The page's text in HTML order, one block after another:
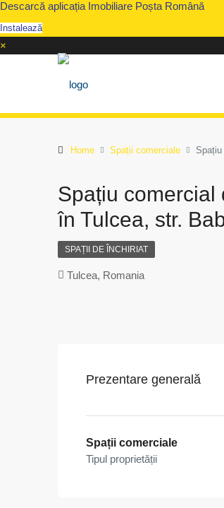
Descarcă aplicația Imobiliare Poșta Română
Instalează
×
Home Spații comerciale
Spațiu comercial
în Tulcea, str.
SPAȚII DE ÎNCHIRIAT
Tulcea, Romania
Prezentare generală
Spații comerciale
Tipul proprietății